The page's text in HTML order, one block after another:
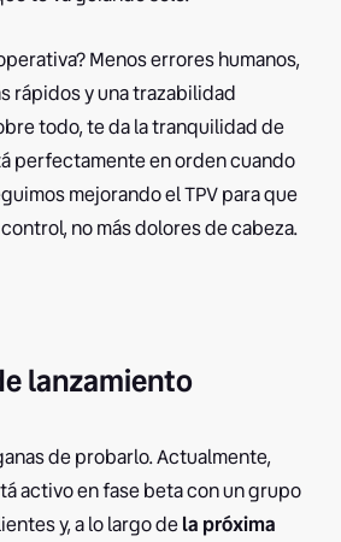
Menos errores humanos,
rápidos y una trazabilidad
todo, te da la tranquilidad de
perfectamente en orden cuando
mejorando el TPV para que
no más dolores de cabeza.
lanzamiento
de probarlo. Actualmente,
activo en fase beta con un grupo
y, a lo largo dela próxima